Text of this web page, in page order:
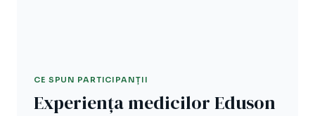
CE SPUN PARTICIPANȚII
Experiența medicilor Eduson